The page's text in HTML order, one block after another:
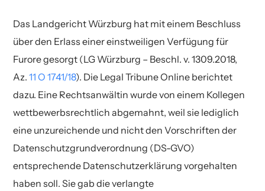
Das Landgericht Würzburg hat mit einem Beschluss
über den Erlass einer einstweiligen Verfügung für
Furore gesorgt (LG Würzburg – Beschl. v. 1309.2018,
Az.11 O 1741/18). Die Legal Tribune Online berichtet
dazu. Eine Rechtsanwältin wurde von einem Kollegen
wettbewerbsrechtlich abgemahnt, weil sie lediglich
eine unzureichende und nicht den Vorschriften der
Datenschutzgrundverordnung (DS-GVO)
entsprechende Datenschutzerklärung vorgehalten
haben soll. Sie gab die verlangte